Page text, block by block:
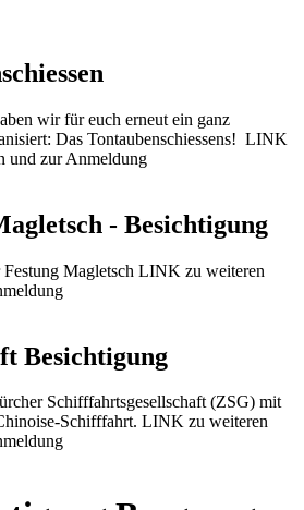
wir für euch erneut ein ganz
Das Tontaubenschiessens! LINK
und zur Anmeldung
- Besichtigung
Magletsch LINK zu weiteren
Besichtigung
Schifffahrtsgesellschaft (ZSG) mit
Schifffahrt. LINK zu weiteren